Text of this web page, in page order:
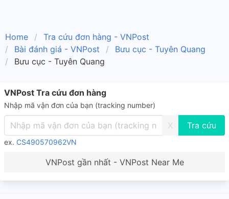
Home
Tra cứu đơn hàng - VNPost
Bài đánh giá - VNPost
Bưu cục - Tuyên Quang
Bưu cục - Tuyên Quang
VNPost Tra cứu đơn hàng
Nhập mã vận đơn của bạn (tracking number)
X
ex. CS490570962VN
VNPost gần nhất - VNPost Near Me